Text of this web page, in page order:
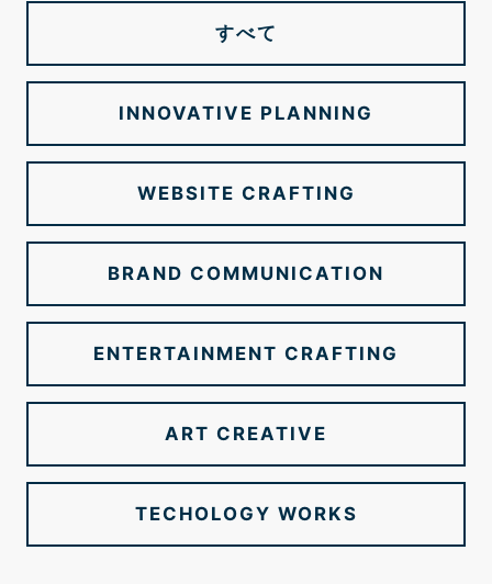
すべて
INNOVATIVE PLANNING
WEBSITE CRAFTING
BRAND COMMUNICATION
ENTERTAINMENT CRAFTING
ART CREATIVE
TECHOLOGY WORKS